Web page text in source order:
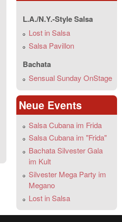
L.A./N.Y.-Style Salsa
Lost in Salsa
Salsa Pavillon
Bachata
Sensual Sunday OnStage
Neue Events
Salsa Cubana im Frida
Salsa Cubana im "Frida"
Bachata Silvester Gala
im Kult
Silvester Mega Party im
Megano
Lost in Salsa